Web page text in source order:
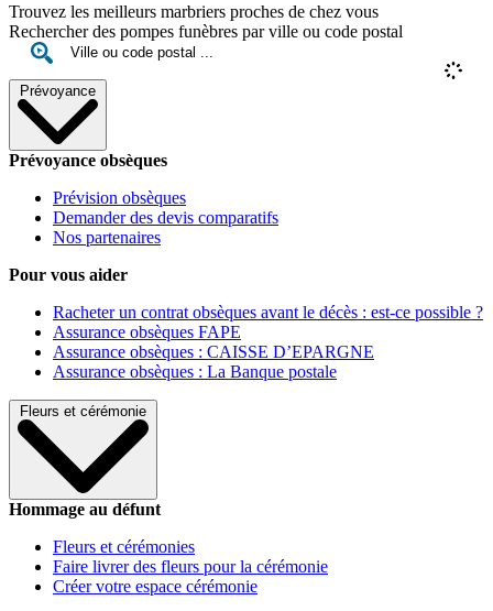
Trouvez les meilleurs marbriers proches de chez vous
Rechercher des pompes funèbres par ville ou code postal
Prévoyance
Prévoyance obsèques
Prévision obsèques
Demander des devis comparatifs
Nos partenaires
Pour vous aider
Racheter un contrat obsèques avant le décès : est-ce possible ?
Assurance obsèques FAPE
Assurance obsèques : CAISSE D’EPARGNE
Assurance obsèques : La Banque postale
Fleurs et cérémonie
Hommage au défunt
Fleurs et cérémonies
Faire livrer des fleurs pour la cérémonie
Créer votre espace cérémonie